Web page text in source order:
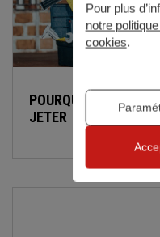
POURQUOI ET
JETER
Pour plus
notre
cookies.